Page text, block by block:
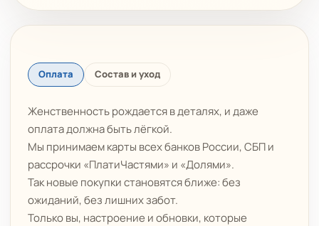
Оплата Состав и уход
Женственность рождается в деталях, и даже
оплата должна быть лёгкой.
Мы принимаем карты всех банков России, СБП и
рассрочки «ПлатиЧастями» и «Долями».
Так новые покупки становятся ближе: без
ожиданий, без лишних забот.
Только вы, настроение и обновки, которые